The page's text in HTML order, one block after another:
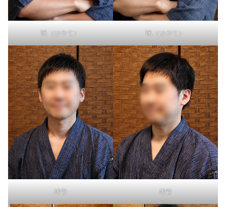
颯（はやて） 颯（はやて）
雄壱 雄壱